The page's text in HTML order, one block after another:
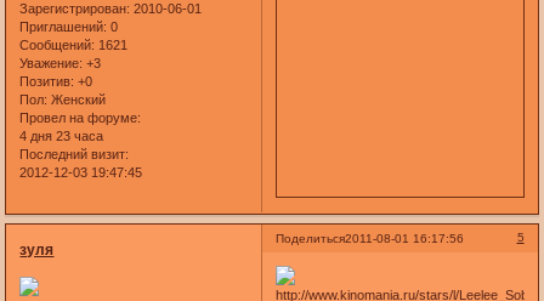
Зарегистрирован: 2010-06-01
Приглашений: 0
Сообщений: 1621
Уважение: +3
Позитив: +0
Пол: Женский
Провел на форуме:
4 дня 23 часа
Последний визит:
2012-12-03 19:47:45
Поделиться 5
2011-08-01 16:17:56
зуля